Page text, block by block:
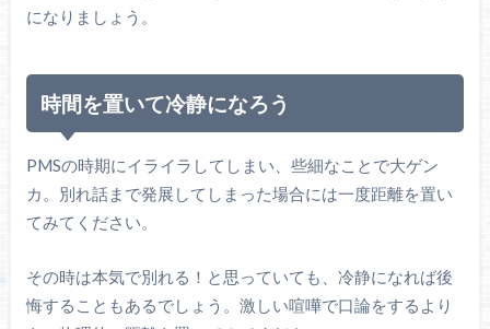
になりましょう。
時間を置いて冷静になろう
PMSの時期にイライラしてしまい、些細なことで大ゲン
カ。別れ話まで発展してしまった場合には一度距離を置い
てみてください。
その時は本気で別れる！と思っていても、冷静になれば後
悔することもあるでしょう。激しい喧嘩で口論をするより